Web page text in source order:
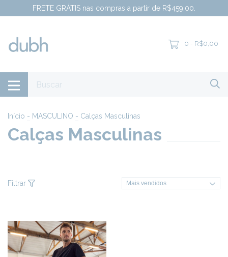
FRETE GRÁTIS nas compras a partir de R$459,00.
0 - R$0,00
Início - MASCULINO - Calças Masculinas
Calças Masculinas
Filtrar